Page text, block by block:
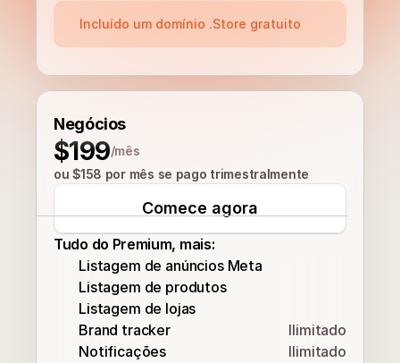
Incluído um domínio .Store gratuito
Negócios
$199/mês
ou $158 por mês se pago trimestralmente
Comece agora
Tudo do Premium, mais:
Listagem de anúncios Meta
Listagem de produtos
Listagem de lojas
Brand tracker
Ilimitado
Notificações
Ilimitado